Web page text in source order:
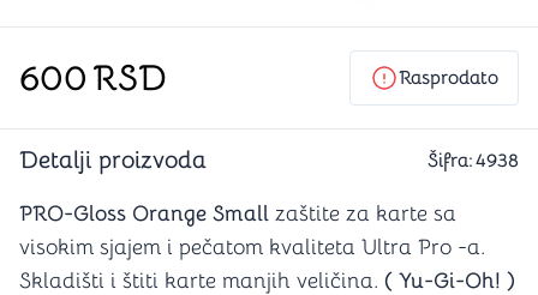
600RSD Rasprodato
Detalji proizvoda Šifra:4938
PRO-Gloss Orange Small zaštite za karte sa
visokim sjajem i pečatom kvaliteta Ultra Pro -a.
Skladišti i štiti karte manjih veličina. ( Yu-Gi-Oh! )